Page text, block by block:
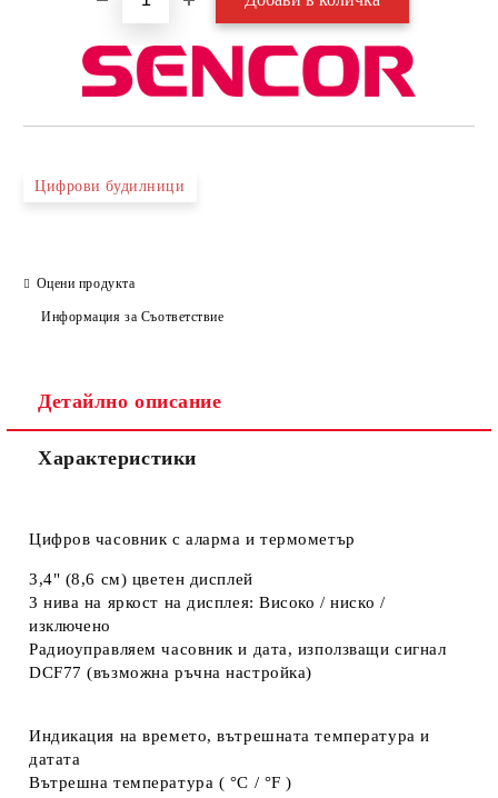
Цифрови будилници
Оцени продукта
Информация за Съответствие
Детайлно описание
Характеристики
Цифров часовник с аларма и термометър
3,4" (8,6 см) цветен дисплей
3 нива на яркост на дисплея: Високо / ниско /
изключено
Радиоуправляем часовник и дата, използващи сигнал
DCF77 (възможна ръчна настройка)
Индикация на времето, вътрешната температура и
датата
Вътрешна температура ( °C / °F )